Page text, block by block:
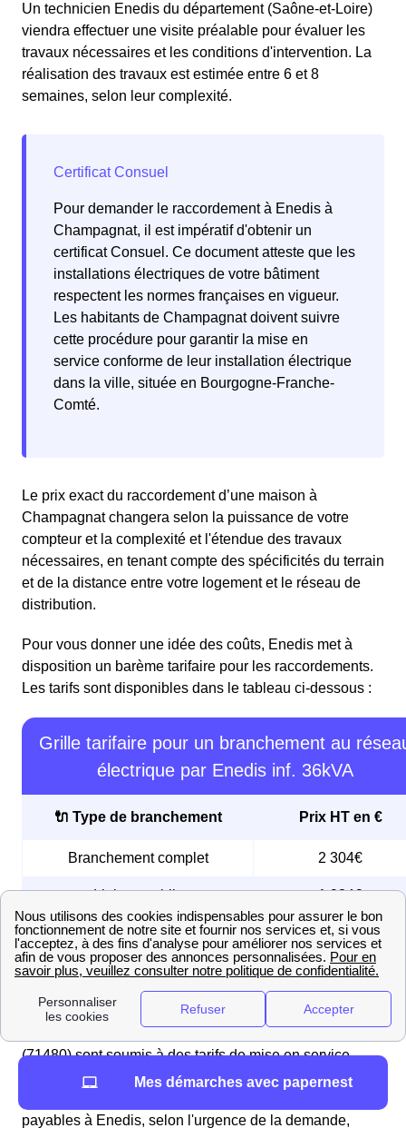
Un technicien Enedis du département (Saône-et-Loire)
viendra effectuer une visite préalable pour évaluer les
travaux nécessaires et les conditions d'intervention. La
réalisation des travaux est estimée entre 6 et 8
semaines, selon leur complexité.
Pour demander le raccordement à Enedis à
Champagnat, il est impératif d'obtenir un
certificat Consuel. Ce document atteste que les
installations électriques de votre bâtiment
respectent les normes françaises en vigueur.
Les habitants de Champagnat doivent suivre
cette procédure pour garantir la mise en
service conforme de leur installation électrique
dans la ville, située en Bourgogne-Franche-
Comté.
Le prix exact du raccordement d’une maison à
Champagnat changera selon la puissance de votre
compteur et la complexité et l'étendue des travaux
nécessaires, en tenant compte des spécificités du terrain
et de la distance entre votre logement et le réseau de
distribution.
Pour vous donner une idée des coûts, Enedis met à
disposition un barème tarifaire pour les raccordements.
Les tarifs sont disponibles dans le tableau ci-dessous :
Grille tarifaire pour un branchement au
électrique par Enedis inf. 36kVA
🔌 Type de branchement Prix HT en €
Branchement complet 2 304€
Liaison public 1 924€
Liaison privé 1 500€
Quels sont les délais et prix de la mise en service du
compteur EDF à Champagnat ?
(71480) sont soumis à des tarifs de mise en service
régulés, identiques quel que soit leur fournisseur
payables à Enedis, selon l'urgence de la demande,
Mes démarches avec papernest